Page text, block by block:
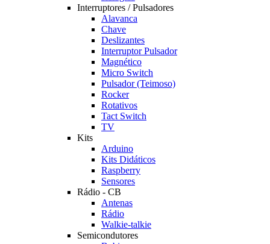
Interruptores / Pulsadores
Alavanca
Chave
Deslizantes
Interruptor Pulsador
Magnético
Micro Switch
Pulsador (Teimoso)
Rocker
Rotativos
Tact Switch
TV
Kits
Arduino
Kits Didáticos
Raspberry
Sensores
Rádio - CB
Antenas
Rádio
Walkie-talkie
Semicondutores